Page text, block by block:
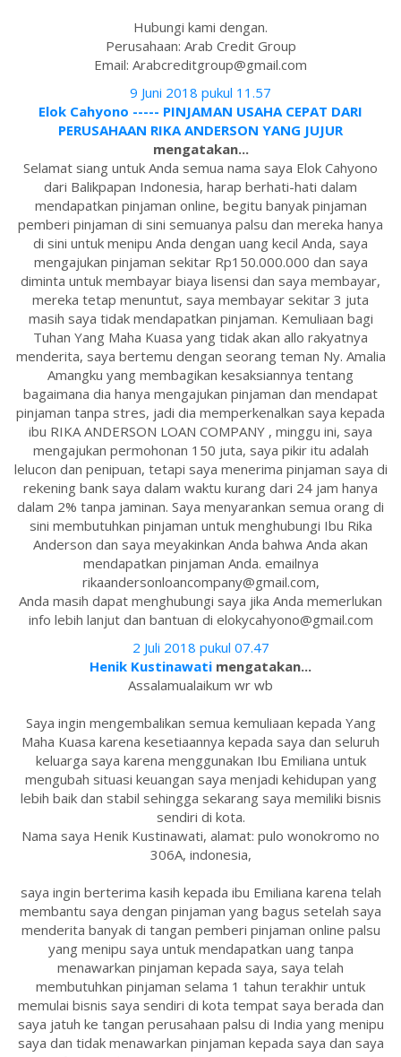
Hubungi kami dengan.
Perusahaan: Arab Credit Group
Email: Arabcreditgroup@gmail.com
9 Juni 2018 pukul 11.57
Elok Cahyono ----- PINJAMAN USAHA CEPAT DARI
PERUSAHAAN RIKA ANDERSON YANG JUJUR
mengatakan...
Selamat siang untuk Anda semua nama saya Elok Cahyono
dari Balikpapan Indonesia, harap berhati-hati dalam
mendapatkan pinjaman online, begitu banyak pinjaman
pemberi pinjaman di sini semuanya palsu dan mereka hanya
di sini untuk menipu Anda dengan uang kecil Anda, saya
mengajukan pinjaman sekitar Rp150.000.000 dan saya
diminta untuk membayar biaya lisensi dan saya membayar,
mereka tetap menuntut, saya membayar sekitar 3 juta
masih saya tidak mendapatkan pinjaman. Kemuliaan bagi
Tuhan Yang Maha Kuasa yang tidak akan allo rakyatnya
menderita, saya bertemu dengan seorang teman Ny. Amalia
Amangku yang membagikan kesaksiannya tentang
bagaimana dia hanya mengajukan pinjaman dan mendapat
pinjaman tanpa stres, jadi dia memperkenalkan saya kepada
ibu RIKA ANDERSON LOAN COMPANY , minggu ini, saya
mengajukan permohonan 150 juta, saya pikir itu adalah
lelucon dan penipuan, tetapi saya menerima pinjaman saya di
rekening bank saya dalam waktu kurang dari 24 jam hanya
dalam 2% tanpa jaminan. Saya menyarankan semua orang di
sini membutuhkan pinjaman untuk menghubungi Ibu Rika
Anderson dan saya meyakinkan Anda bahwa Anda akan
mendapatkan pinjaman Anda. emailnya
rikaandersonloancompany@gmail.com,
Anda masih dapat menghubungi saya jika Anda memerlukan
info lebih lanjut dan bantuan di elokycahyono@gmail.com
2 Juli 2018 pukul 07.47
Henik Kustinawati mengatakan...
Assalamualaikum wr wb
Saya ingin mengembalikan semua kemuliaan kepada Yang
Maha Kuasa karena kesetiaannya kepada saya dan seluruh
keluarga saya karena menggunakan Ibu Emiliana untuk
mengubah situasi keuangan saya menjadi kehidupan yang
lebih baik dan stabil sehingga sekarang saya memiliki bisnis
sendiri di kota.
Nama saya Henik Kustinawati, alamat: pulo wonokromo no
306A, indonesia,
saya ingin berterima kasih kepada ibu Emiliana karena telah
membantu saya dengan pinjaman yang bagus setelah saya
menderita banyak di tangan pemberi pinjaman online palsu
yang menipu saya untuk mendapatkan uang tanpa
menawarkan pinjaman kepada saya, saya telah
membutuhkan pinjaman selama 1 tahun terakhir untuk
memulai bisnis saya sendiri di kota tempat saya berada dan
saya jatuh ke tangan perusahaan palsu di India yang menipu
saya dan tidak menawarkan pinjaman kepada saya dan saya